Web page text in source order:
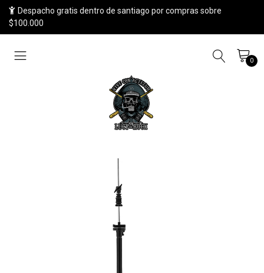
Despacho gratis dentro de santiago por compras sobre
$100.000
0